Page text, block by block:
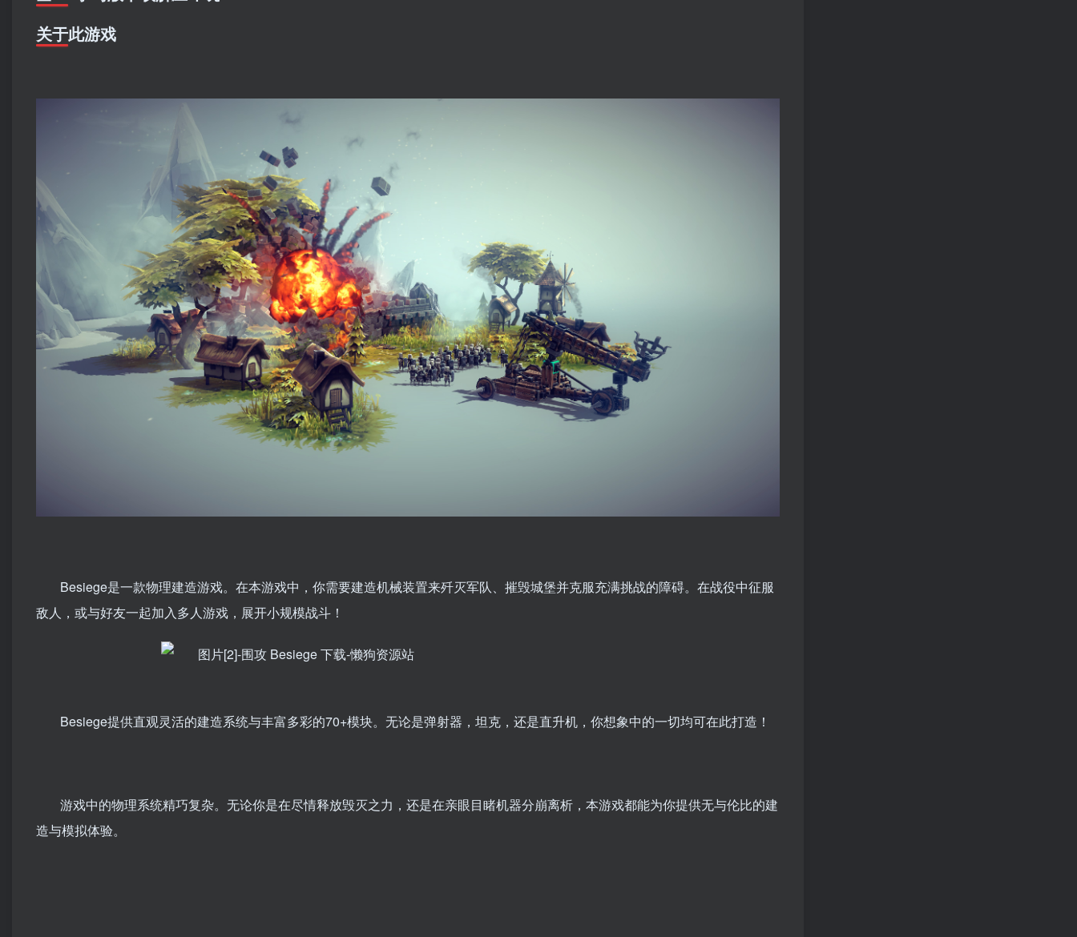
关于此游戏
Besiege是一款物理建造游戏。在本游戏中，你需要建造机械装置来歼灭军队、摧毁城堡并克服充满挑战的障碍。在战役中征服
敌人，或与好友一起加入多人游戏，展开小规模战斗！
Besiege提供直观灵活的建造系统与丰富多彩的70+模块。无论是弹射器，坦克，还是直升机，你想象中的一切均可在此打造！
游戏中的物理系统精巧复杂。无论你是在尽情释放毁灭之力，还是在亲眼目睹机器分崩离析，本游戏都能为你提供无与伦比的建
造与模拟体验。